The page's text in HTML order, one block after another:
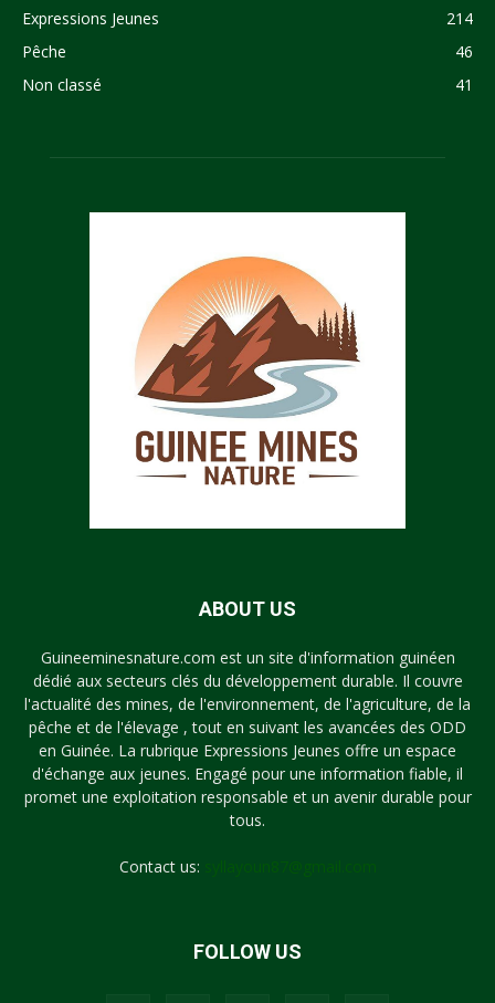
Expressions Jeunes
214
Pêche
46
Non classé
41
ABOUT US
Guineeminesnature.com est un site d'information guinéen
dédié aux secteurs clés du développement durable. Il couvre
l'actualité des mines, de l'environnement, de l'agriculture, de la
pêche et de l'élevage , tout en suivant les avancées des ODD
en Guinée. La rubrique Expressions Jeunes offre un espace
d'échange aux jeunes. Engagé pour une information fiable, il
promet une exploitation responsable et un avenir durable pour
tous.
Contact us:
FOLLOW US